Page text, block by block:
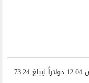
«النفط الكويتي» ينخفض 12.04 دولاراً ليبلغ 73.24